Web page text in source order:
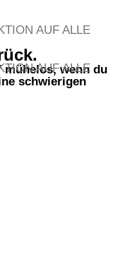
AUF ALLE
AUF ALLE
mühelos, wenn du
schwierigen